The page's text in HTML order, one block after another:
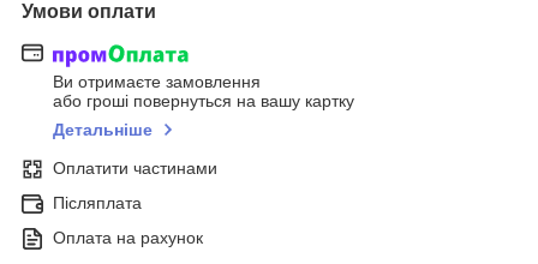
Умови оплати
Ви отримаєте замовлення
або гроші повернуться на вашу картку
Детальніше
Оплатити частинами
Післяплата
Оплата на рахунок